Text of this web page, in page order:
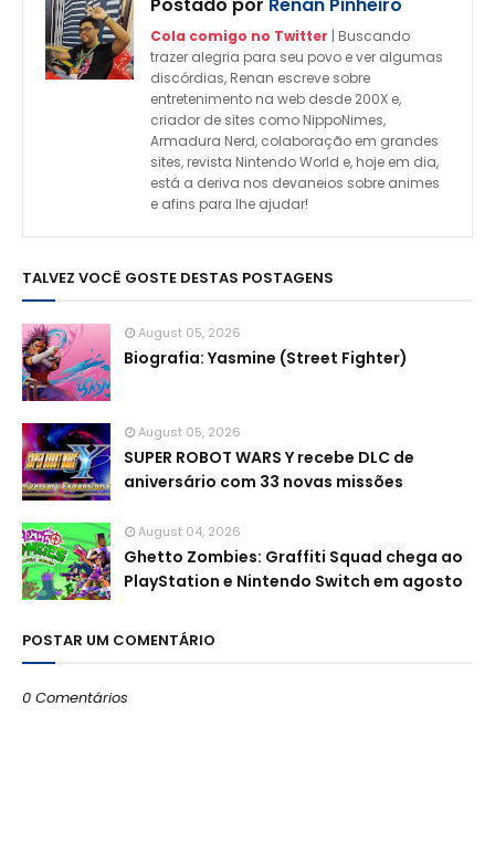
Cola comigo no Twitter | Buscando
trazer alegria para seu povo e ver algumas
discórdias, Renan escreve sobre
entretenimento na web desde 200X e,
criador de sites como NippoNimes,
Armadura Nerd, colaboração em grandes
sites, revista Nintendo World e, hoje em dia,
está a deriva nos devaneios sobre animes
e afins para lhe ajudar!
TALVEZ VOCÊ GOSTE DESTAS POSTAGENS
August 05, 2026
Biografia: Yasmine (Street Fighter)
August 05, 2026
SUPER ROBOT WARS Y recebe DLC de
aniversário com 33 novas missões
August 04, 2026
Ghetto Zombies: Graffiti Squad chega ao
PlayStation e Nintendo Switch em agosto
POSTAR UM COMENTÁRIO
0 Comentários